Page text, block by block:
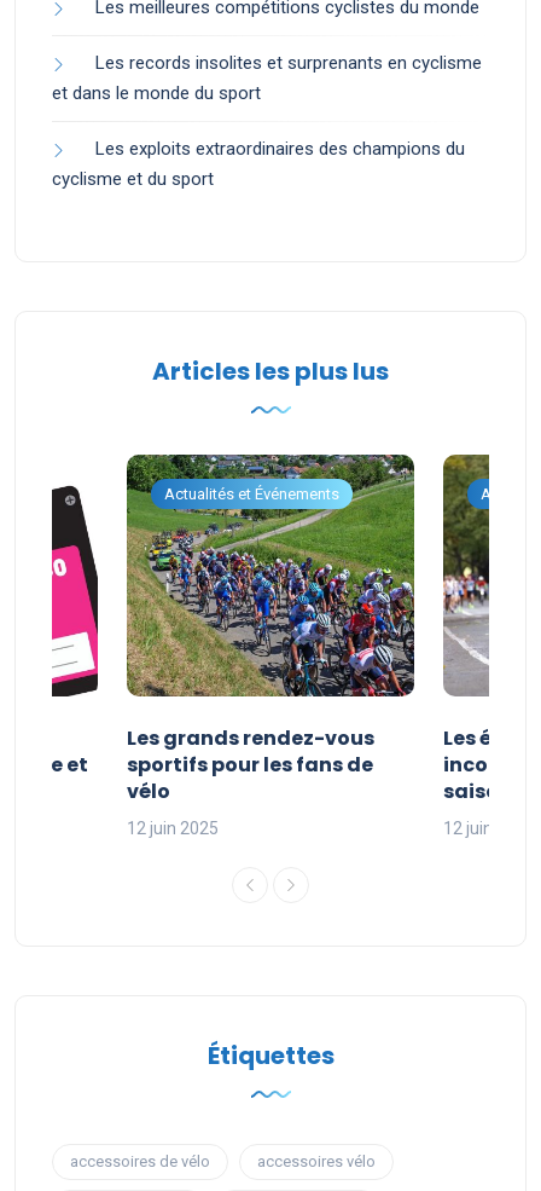
Les meilleures compétitions cyclistes du monde
Les records insolites et surprenants en cyclisme
et dans le monde du sport
Les exploits extraordinaires des champions du
cyclisme et du sport
Articles les plus lus
et
Actualités et Événements
Les grands rendez-vous
sportifs pour les fans de
vélo
12 juin 2025
Les
saison
12 juin 2025
Étiquettes
accessoires de vélo accessoires vélo